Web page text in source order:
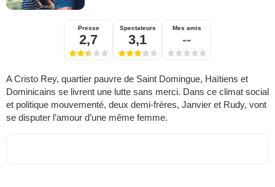
Presse
2,7
Spectateurs
3,1
Mes amis
--
A Cristo Rey, quartier pauvre de Saint Domingue, Haïtiens et
Dominicains se livrent une lutte sans merci. Dans ce climat social
et politique mouvementé, deux demi-frères, Janvier et Rudy, vont
se disputer l’amour d’une même femme.